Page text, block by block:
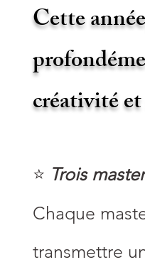
Cette
créativité
⭐ Trois
Chaque
transmettre